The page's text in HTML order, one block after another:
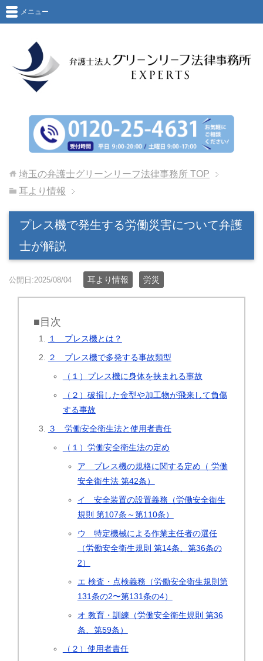
メニュー
埼玉の弁護士グリーンリーフ法律事務所 TOP
耳より情報
プレス機で発生する労働災害について弁護
士が解説
公開日:2025/08/04 耳より情報 労災
■目次
１ プレス機とは？
２ プレス機で多発する事故類型
（１）プレス機に身体を挟まれる事故
（２）破損した金型や加工物が飛来して負傷
する事故
３ 労働安全衛生法と使用者責任
（１）労働安全衛生法の定め
ア プレス機の規格に関する定め（ 労働
安全衛生法 第42条）
イ 安全装置の設置義務（労働安全衛生
規則 第107条～第110条）
ウ 特定機械による作業主任者の選任
（労働安全衛生規則 第14条、第36条の
2）
エ 検査・点検義務（労働安全衛生規則第
131条の2〜第131条の4）
オ 教育・訓練（労働安全衛生規則 第36
条、第59条）
（２）使用者責任